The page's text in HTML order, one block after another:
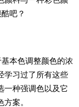
吧？
本色调整颜色的浓
学习过了所有这些
一种强调色以及它
案。